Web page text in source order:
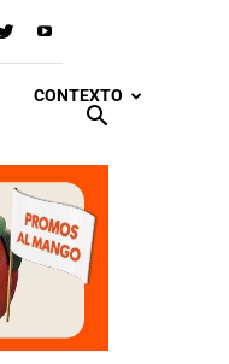
CONTEXTO